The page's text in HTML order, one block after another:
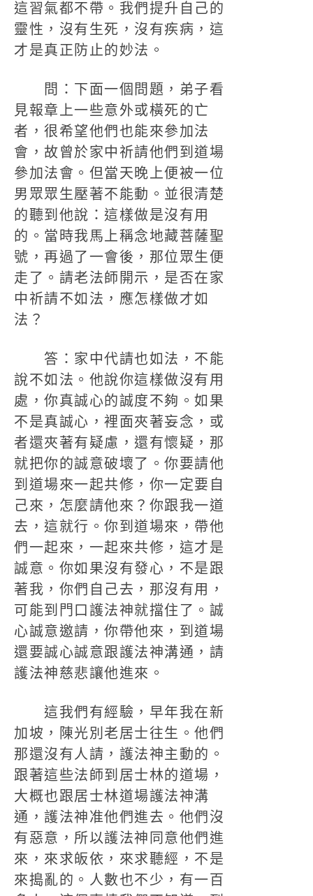
這習氣都不帶。我們提升自己的
靈性，沒有生死，沒有疾病，這
才是真正防止的妙法。
問：下面一個問題，弟子看
見報章上一些意外或橫死的亡
者，很希望他們也能來參加法
會，故曾於家中祈請他們到道場
參加法會。但當天晚上便被一位
男眾眾生壓著不能動。並很清楚
的聽到他說：這樣做是沒有用
的。當時我馬上稱念地藏菩薩聖
號，再過了一會後，那位眾生便
走了。請老法師開示，是否在家
中祈請不如法，應怎樣做才如
法？
答：家中代請也如法，不能
說不如法。他說你這樣做沒有用
處，你真誠心的誠度不夠。如果
不是真誠心，裡面夾著妄念，或
者還夾著有疑慮，還有懷疑，那
就把你的誠意破壞了。你要請他
到道場來一起共修，你一定要自
己來，怎麼請他來？你跟我一道
去，這就行。你到道場來，帶他
們一起來，一起來共修，這才是
誠意。你如果沒有發心，不是跟
著我，你們自己去，那沒有用，
可能到門口護法神就擋住了。誠
心誠意邀請，你帶他來，到道場
還要誠心誠意跟護法神溝通，請
護法神慈悲讓他進來。
這我們有經驗，早年我在新
加坡，陳光別老居士往生。他們
那還沒有人請，護法神主動的。
跟著這些法師到居士林的道場，
大概也跟居士林道場護法神溝
通，護法神准他們進去。他們沒
有惡意，所以護法神同意他們進
來，來求皈依，來求聽經，不是
來搗亂的。人數也不少，有一百